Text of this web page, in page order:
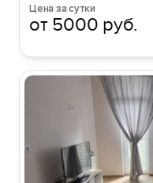
Цена за сутки
от 5000 руб.